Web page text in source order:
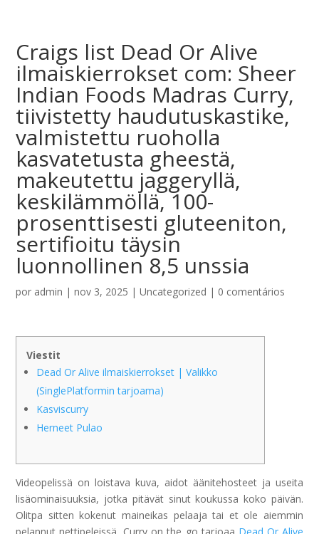
Craigs list Dead Or Alive
ilmaiskierrokset com: Sheer
Indian Foods Madras Curry,
tiivistetty haudutuskastike,
valmistettu ruoholla
kasvatetusta gheestä,
makeutettu jaggeryllä,
keskilämmöllä, 100-
prosenttisesti gluteeniton,
sertifioitu täysin
luonnollinen 8,5 unssia
por admin |nov 3, 2025 |Uncategorized | 0 comentários
Viestit
Dead Or Alive ilmaiskierrokset | Valikko
(SinglePlatformin tarjoama)
Kasviscurry
Herneet Pulao
Videopelissä on loistava kuva, aidot äänitehosteet ja useita
lisäominaisuuksia, jotka pitävät sinut koukussa koko päivän.
Olitpa sitten kokenut maineikas pelaaja tai et ole aiemmin